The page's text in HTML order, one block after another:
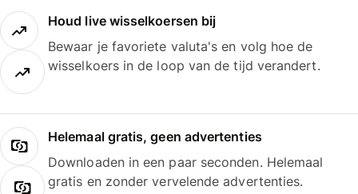
Houd live wisselkoersen bij
Bewaar je favoriete valuta's en volg hoe de
wisselkoers in de loop van de tijd verandert.
Helemaal gratis, geen advertenties
Downloaden in een paar seconden. Helemaal
gratis en zonder vervelende advertenties.